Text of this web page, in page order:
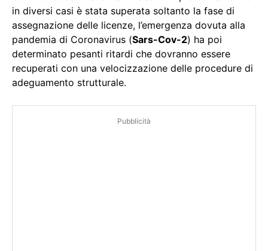
in diversi casi è stata superata soltanto la fase di
assegnazione delle licenze, l’emergenza dovuta alla
pandemia di Coronavirus (Sars-Cov-2) ha poi
determinato pesanti ritardi che dovranno essere
recuperati con una velocizzazione delle procedure di
adeguamento strutturale.
Pubblicità